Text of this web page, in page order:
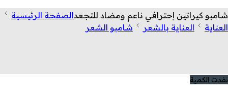
شامبو كيراتين إحترافي ناعم ومضاد للتجعدالصفحة الرئيسية
العناية
العناية بالشعر شامبو الشعر
نفدت الكمية